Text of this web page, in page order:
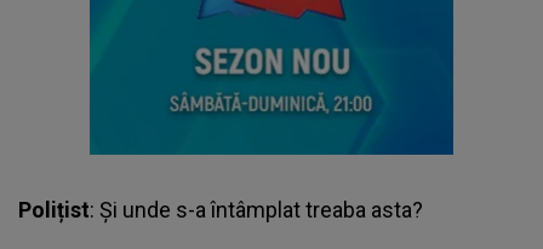
Polițist: Și unde s-a întâmplat treaba asta?